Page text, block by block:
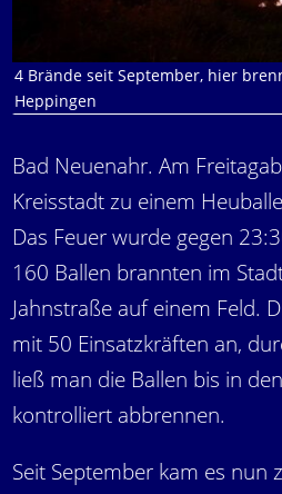
4 Brände seit September, hier
Heppingen
Bad Neuenahr. Am
Kreisstadt zu einem
Das Feuer wurde gegen
160 Ballen brannten im
Jahnstraße auf einem Feld.
mit 50 Einsatzkräften an,
ließ man die Ballen bis in
kontrolliert abbrennen.
Seit September kam es nun